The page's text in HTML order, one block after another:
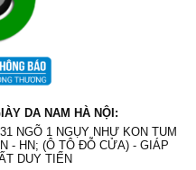
DA NAM HÀ NỘI:
NGÕ 1 NGỤY NHƯ KON TUM
- HN; (Ô TÔ ĐỖ CỬA) - GIÁP
DUY TIẾN